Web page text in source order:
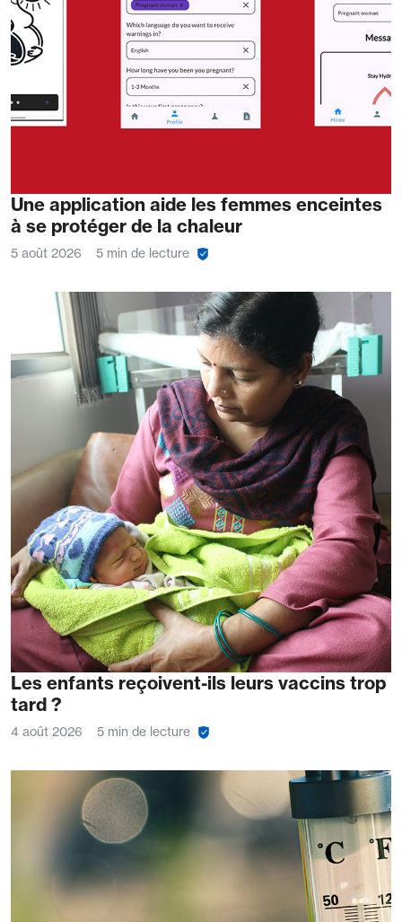
Une application aide les femmes enceintes
à se protéger de la chaleur
5 août 2026 5 min de lecture
Les enfants reçoivent-ils leurs vaccins trop
tard ?
4 août 2026 5 min de lecture